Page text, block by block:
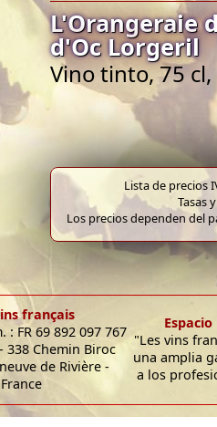
L'Orangeraie
d'Oc Lorgeril
Vino tinto, 75 cl,
Lista de precios
Tasas
Los precios dependen del
français
: FR 69 892 097 767
338 Chemin Biroc
de Rivière -
France
"Les vins
una amplia
a los